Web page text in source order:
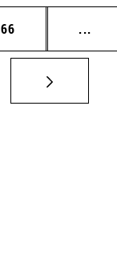
Página
66 ...